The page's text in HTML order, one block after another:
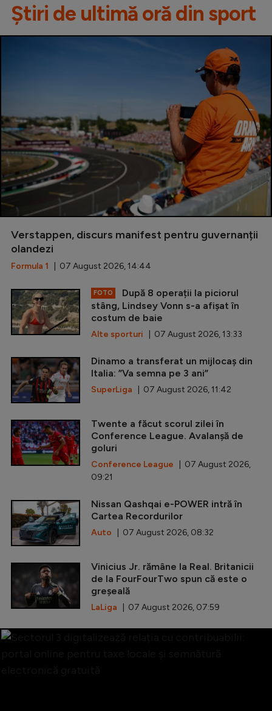
Știri de ultimă oră din sport
Verstappen, discurs manifest pentru guvernanții
olandezi
Formula 1 | 07 August 2026, 14:44
FOTO
După 8 operații la piciorul
stâng, Lindsey Vonn s-a afișat în
costum de baie
Alte sporturi | 07 August 2026, 13:33
Dinamo a transferat un mijlocaș din
Italia: ”Va semna pe 3 ani”
SuperLiga | 07 August 2026, 11:42
Twente a făcut scorul zilei în
Conference League. Avalanșă de
goluri
Conference League | 07 August 2026,
09:21
Nissan Qashqai e-POWER intră în
Cartea Recordurilor
Auto | 07 August 2026, 08:32
Vinicius Jr. rămâne la Real. Britanicii
de la FourFourTwo spun că este o
greșeală
LaLiga | 07 August 2026, 07:59